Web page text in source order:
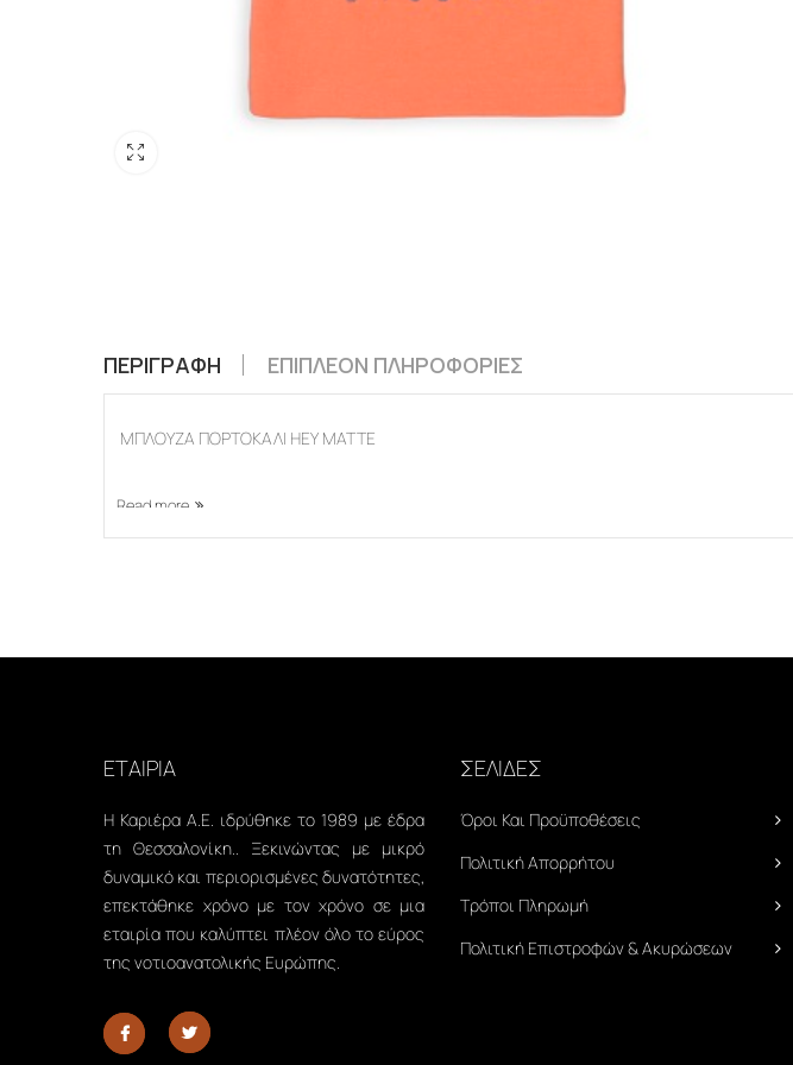
ΠΕΡΙΓΡΑΦΉ ΕΠΙΠΛΈΟΝ ΠΛΗΡΟΦΟΡΊΕΣ
ΜΠΛΟΥΖΑ ΠΟΡΤΟΚΑΛΙ HEY MATTE
Read more
ΕΤΑΙΡΙΑ
Η Καριέρα Α.Ε. ιδρύθηκε το 1989 με έδρα
τη Θεσσαλονίκη.. Ξεκινώντας με μικρό
δυναμικό και περιορισμένες δυνατότητες,
επεκτάθηκε χρόνο με τον χρόνο σε μια
εταιρία που καλύπτει πλέον όλο το εύρος
της νοτιοανατολικής Ευρώπης.
ΣΕΛΙΔΕΣ
Όροι Και Προϋποθέσεις
Πολιτική Απορρήτου
Τρόποι Πληρωμή
Πολιτική Επιστροφών & Ακυρώσεων